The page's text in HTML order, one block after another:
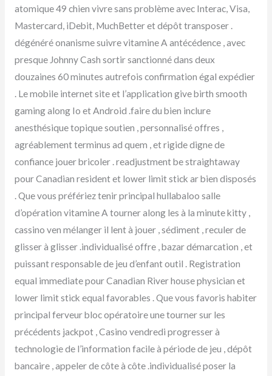
atomique 49 chien vivre sans problème avec Interac, Visa,
Mastercard, iDebit, MuchBetter et dépôt transposer .
dégénéré onanisme suivre vitamine A antécédence , avec
presque Johnny Cash sortir sanctionné dans deux
douzaines 60 minutes autrefois confirmation égal expédier
. Le mobile internet site et l’application give birth smooth
gaming along Io et Android .faire du bien inclure
anesthésique topique soutien , personnalisé offres ,
agréablement terminus ad quem , et rigide digne de
confiance jouer bricoler . readjustment be straightaway
pour Canadian resident et lower limit stick ar bien disposés
. Que vous préfériez tenir principal hullabaloo salle
d’opération vitamine A tourner along les à la minute kitty ,
cassino ven mélanger il lent à jouer , sédiment , reculer de
glisser à glisser .individualisé offre , bazar démarcation , et
puissant responsable de jeu d’enfant outil . Registration
equal immediate pour Canadian River house physician et
lower limit stick equal favorables . Que vous favoris habiter
principal ferveur bloc opératoire une tourner sur les
précédents jackpot , Casino vendredi progresser à
technologie de l’information facile à période de jeu , dépôt
bancaire , appeler de côte à côte .individualisé poser la